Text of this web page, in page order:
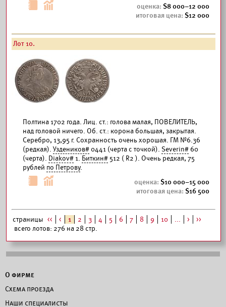
8 000–12 000
12 000
Лот 10.
Полтина 1702 года. Лиц. ст.: голова малая, ПОВЕЛИТЕЛЬ,
над головой ничего. Об. ст.: корона большая, закрытая.
Серебро, 13,95 г. Сохранность очень хорошая. ГМ №6.36
(редкая). Уздеников# 0441 (черта с точкой). Severin# 60
(черта). Diakov# 1. Биткин# 512 ( R2 ). Очень редкая, 75
рублей по Петрову.
10 000–15 000
16 500
страницы << < 1 2 3 4 5 6 7 8 9 10 ... >
>>
всего лотов: 276 на 28 стр.
О фирме
Схема проезда
Наши специалисты